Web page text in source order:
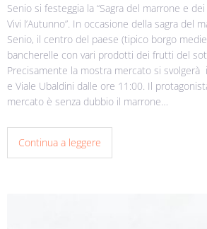
Senio si festeggia la “Sagra del marrone e
Vivi l’Autunno”. In occasione della sagra del
Senio, il centro del paese (tipico borgo
bancherelle con vari prodotti dei frutti del
Precisamente la mostra mercato si svolgerà
e Viale Ubaldini dalle ore 11:00. Il
mercato è senza dubbio il marrone…
Continua a leggere